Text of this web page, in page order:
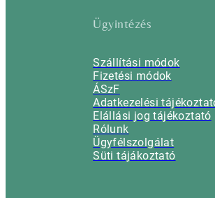
Ügyintézés
Szállítási módok
Fizetési módok
ÁSzF
Adatkezelési
Elállási jog tájékoztató
Rólunk
Ügyfélszolgálat
Süti tájákoztató